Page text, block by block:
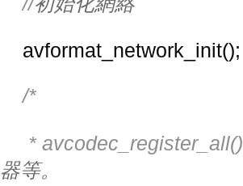
avformat_network_init();
/*
* avcodec_register_all()
器等。